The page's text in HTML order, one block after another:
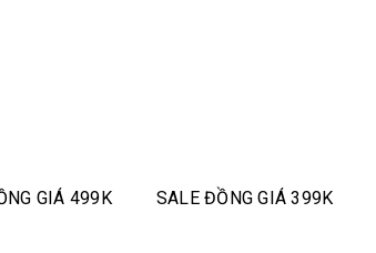
GIÁ 499K SALE ĐỒNG GIÁ 399K